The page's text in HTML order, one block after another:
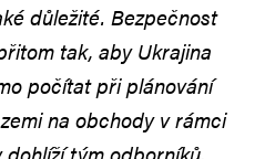
důležité. Bezpečnost
tak, aby Ukrajina
počítat při plánování
na obchody v rámci